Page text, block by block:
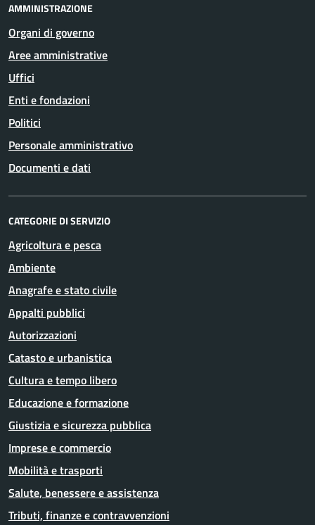
AMMINISTRAZIONE
Organi di governo
Aree amministrative
Uffici
Enti e fondazioni
Politici
Personale amministrativo
Documenti e dati
CATEGORIE DI SERVIZIO
Agricoltura e pesca
Ambiente
Anagrafe e stato civile
Appalti pubblici
Autorizzazioni
Catasto e urbanistica
Cultura e tempo libero
Educazione e formazione
Giustizia e sicurezza pubblica
Imprese e commercio
Mobilità e trasporti
Salute, benessere e assistenza
Tributi, finanze e contravvenzioni